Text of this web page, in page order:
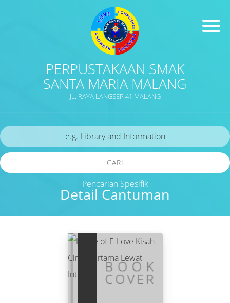
PERPUSTAKAAN SMAK
SANTA MARIA MALANG
JL. RAYA LANGSEP 41 MALANG
Detail Cantuman
CARI
Pencarian Spesifik